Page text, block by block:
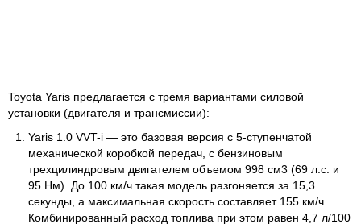
Toyota Yaris предлагается с тремя вариантами силовой
установки (двигателя и трансмиссии):
Yaris 1.0 VVT-i — это базовая версия с 5-ступенчатой
механической коробкой передач, с бензиновым
трехцилиндровым двигателем объемом 998 см3 (69 л.с. и
95 Нм). До 100 км/ч такая модель разгоняется за 15,3
секунды, а максимальная скорость составляет 155 км/ч.
Комбинированный расход топлива при этом равен 4,7 л/100